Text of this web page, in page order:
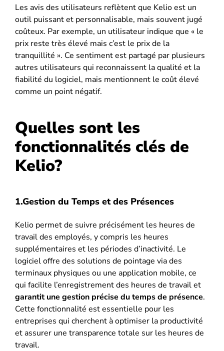
Les avis des utilisateurs reflètent que Kelio est un
outil puissant et personnalisable, mais souvent jugé
coûteux. Par exemple, un utilisateur indique que « le
prix reste très élevé mais c’est le prix de la
tranquillité ». Ce sentiment est partagé par plusieurs
autres utilisateurs qui reconnaissent la qualité et la
fiabilité du logiciel, mais mentionnent le coût élevé
comme un point négatif​​.
Quelles sont les
fonctionnalités clés de
Kelio?
1.Gestion du Temps et des Présences
Kelio permet de suivre précisément les heures de
travail des employés, y compris les heures
supplémentaires et les périodes d’inactivité. Le
logiciel offre des solutions de pointage via des
terminaux physiques ou une application mobile, ce
qui facilite l’enregistrement des heures de travail et
garantit une gestion précise du temps de présence​.
Cette fonctionnalité est essentielle pour les
entreprises qui cherchent à optimiser la productivité
et assurer une transparence totale sur les heures de
travail.